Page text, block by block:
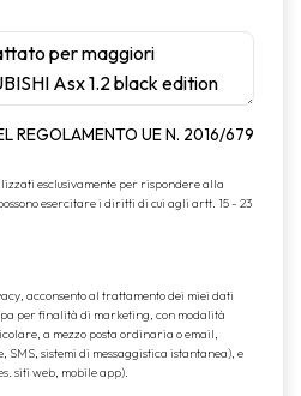
REGOLAMENTO UE N. 2016/679
esclusivamente per rispondere alla
esercitare i diritti di cui agli artt. 15 - 23
, acconsento al trattamento dei miei dati
per finalità di marketing, con modalità
a mezzo posta ordinaria o email,
SMS, sistemi di messaggistica istantanea), e
siti web, mobile app).